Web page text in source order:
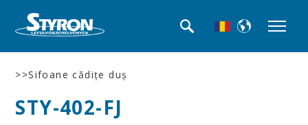
>>Sifoane cădiţe duş
STY-402-FJ